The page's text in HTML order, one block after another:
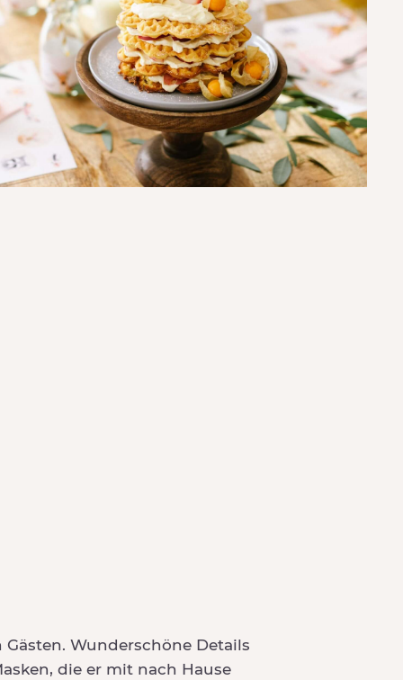
Wunderschöne Details
die er mit nach Hause